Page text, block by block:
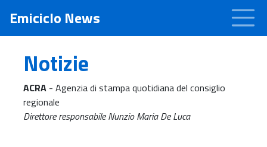
Emiciclo News
Notizie
ACRA - Agenzia di stampa quotidiana del consiglio
regionale
Direttore responsabile Nunzio Maria De Luca